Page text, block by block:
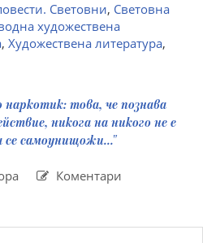
Световни, Световна
художествена
, Художествена литература,
това, че познава
никога на никого не е
се самоунищожи..."
Коментари